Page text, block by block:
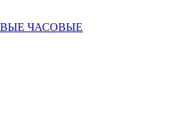
ЧАСОВЫЕ